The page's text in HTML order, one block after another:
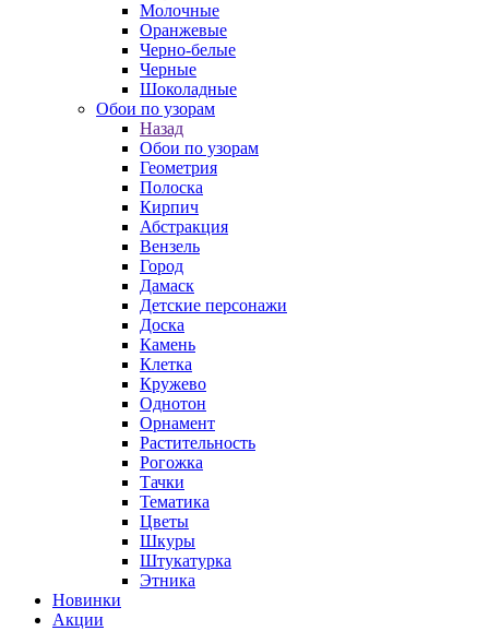
Молочные
Оранжевые
Черно-белые
Черные
Шоколадные
Обои по узорам
Назад
Обои по узорам
Геометрия
Полоска
Кирпич
Абстракция
Вензель
Город
Дамаск
Детские персонажи
Доска
Камень
Клетка
Кружево
Однотон
Орнамент
Растительность
Рогожка
Тачки
Тематика
Цветы
Шкуры
Штукатурка
Этника
Новинки
Акции